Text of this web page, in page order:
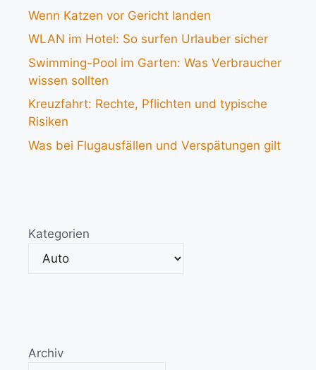
Wenn Katzen vor Gericht landen
WLAN im Hotel: So surfen Urlauber sicher
Swimming-Pool im Garten: Was Verbraucher
wissen sollten
Kreuzfahrt: Rechte, Pflichten und typische
Risiken
Was bei Flugausfällen und Verspätungen gilt
Kategorien
Archiv